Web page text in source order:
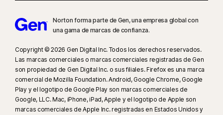
Norton forma parte de Gen, una empresa global con
una gama de marcas de confianza.
Copyright © 2026 Gen Digital Inc. Todos los derechos reservados.
Las marcas comerciales o marcas comerciales registradas de Gen
son propiedad de Gen Digital Inc. o sus filiales. Firefox es una marca
comercial de Mozilla Foundation. Android, Google Chrome, Google
Play y el logotipo de Google Play son marcas comerciales de
Google, LLC. Mac, iPhone, iPad, Apple y el logotipo de Apple son
marcas comerciales de Apple Inc. registradas en Estados Unidos y